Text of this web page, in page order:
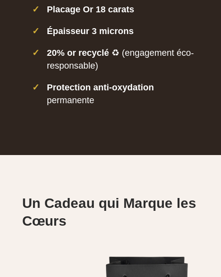
✓ Placage Or 18 carats
✓ Épaisseur 3 microns
✓ 20% or recyclé♻️ (engagement éco-
responsable)
✓
Protection anti-oxydation
permanente
Un Cadeau qui Marque les
Cœurs